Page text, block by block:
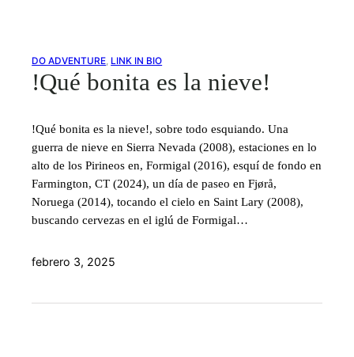
DO ADVENTURE LINK IN BIO
!Qué bonita es la nieve!
!Qué bonita es la nieve!, sobre todo esquiando. Una
guerra de nieve en Sierra Nevada (2008), estaciones en lo
alto de los Pirineos en, Formigal (2016), esquí de fondo en
Farmington, CT (2024), un día de paseo en Fjørå,
Noruega (2014), tocando el cielo en Saint Lary (2008),
buscando cervezas en el iglú de Formigal…
febrero 3, 2025